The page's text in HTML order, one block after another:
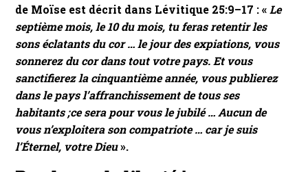
de Moïse est décrit dans Lévitique 25:9–17 : «Le
septième mois, le 10 du mois, tu feras retentir les
sons éclatants du cor … le jour des expiations, vous
sonnerez du cor dans tout votre pays. Et vous
sanctifierez la cinquantième année, vous publierez
dans le pays l’affranchissement de tous ses
habitants ;ce sera pour vous le jubilé … Aucun de
vous n’exploitera son compatriote … car je suis
l’Éternel, votre Dieu».